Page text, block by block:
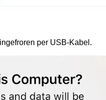
per USB-Kabel.